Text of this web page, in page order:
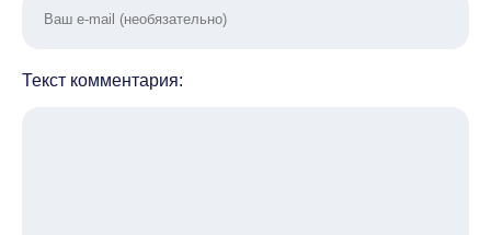
Текст комментария: